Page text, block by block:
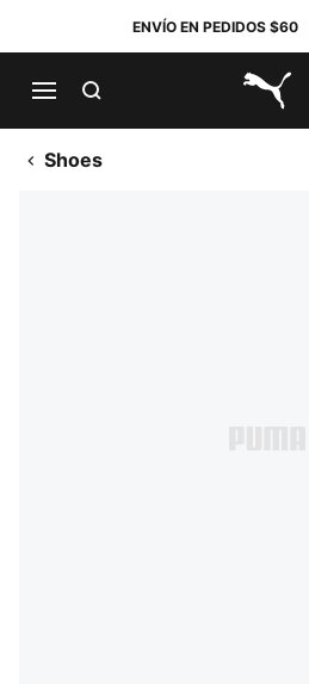
ENVÍO EN PEDIDOS $60
Shoes